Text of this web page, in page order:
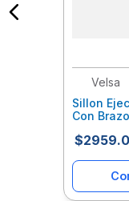
Velsa
Sillon
Con
$2959.